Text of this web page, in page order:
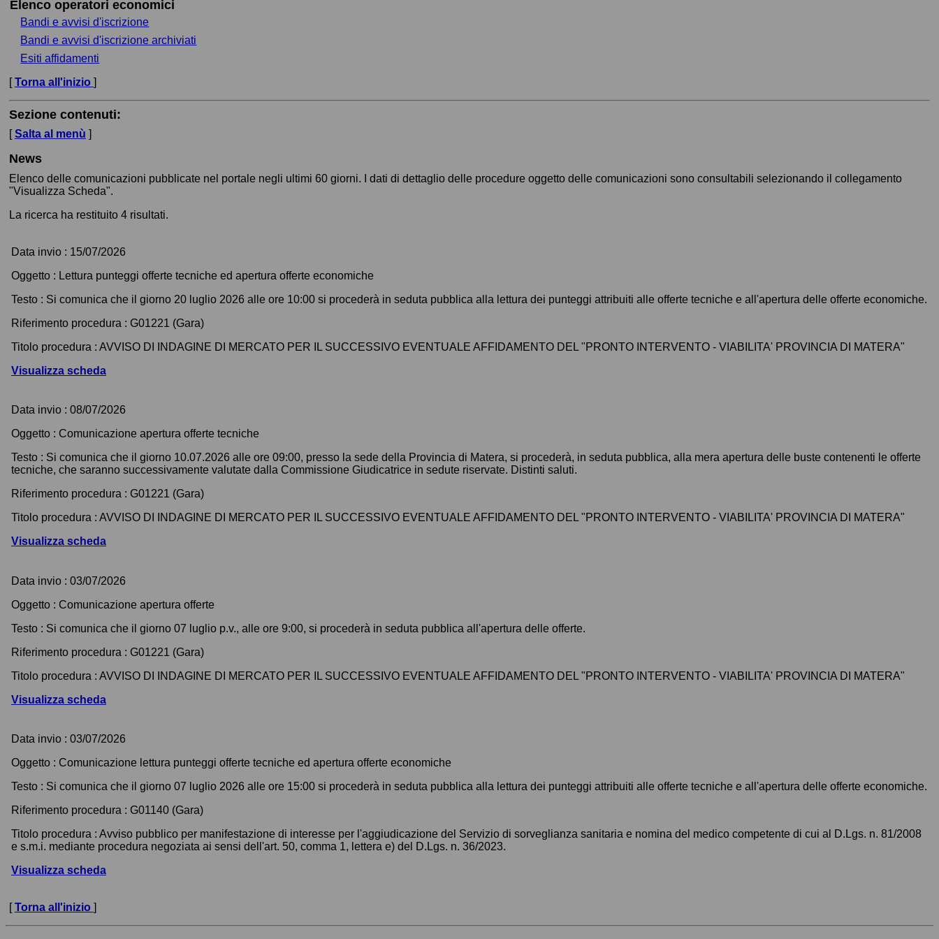
Elenco operatori economici
Bandi e avvisi d'iscrizione
Bandi e avvisi d'iscrizione archiviati
Esiti affidamenti
[Torna all'inizio ]
Sezione contenuti:
[Salta al menù ]
News
Elenco delle comunicazioni pubblicate nel portale negli ultimi 60 giorni. I dati di dettaglio delle procedure oggetto delle comunicazioni sono consultabili selezionando il collegamento
"Visualizza Scheda".
La ricerca ha restituito 4 risultati.
Data invio : 15/07/2026
Oggetto : Lettura punteggi offerte tecniche ed apertura offerte economiche
Testo : Si comunica che il giorno 20 luglio 2026 alle ore 10:00 si procederà in seduta pubblica alla lettura dei punteggi attribuiti alle offerte tecniche e all'apertura delle offerte economiche.
Riferimento procedura : G01221 (Gara)
Titolo procedura : AVVISO DI INDAGINE DI MERCATO PER IL SUCCESSIVO EVENTUALE AFFIDAMENTO DEL "PRONTO INTERVENTO - VIABILITA' PROVINCIA DI MATERA"
Visualizza scheda
Data invio : 08/07/2026
Oggetto : Comunicazione apertura offerte tecniche
Testo : Si comunica che il giorno 10.07.2026 alle ore 09:00, presso la sede della Provincia di Matera, si procederà, in seduta pubblica, alla mera apertura delle buste contenenti le offerte
tecniche, che saranno successivamente valutate dalla Commissione Giudicatrice in sedute riservate. Distinti saluti.
Riferimento procedura : G01221 (Gara)
Titolo procedura : AVVISO DI INDAGINE DI MERCATO PER IL SUCCESSIVO EVENTUALE AFFIDAMENTO DEL "PRONTO INTERVENTO - VIABILITA' PROVINCIA DI MATERA"
Visualizza scheda
Data invio : 03/07/2026
Oggetto : Comunicazione apertura offerte
Testo : Si comunica che il giorno 07 luglio p.v., alle ore 9:00, si procederà in seduta pubblica all'apertura delle offerte.
Riferimento procedura : G01221 (Gara)
Titolo procedura : AVVISO DI INDAGINE DI MERCATO PER IL SUCCESSIVO EVENTUALE AFFIDAMENTO DEL "PRONTO INTERVENTO - VIABILITA' PROVINCIA DI MATERA"
Visualizza scheda
Data invio : 03/07/2026
Oggetto : Comunicazione lettura punteggi offerte tecniche ed apertura offerte economiche
Testo : Si comunica che il giorno 07 luglio 2026 alle ore 15:00 si procederà in seduta pubblica alla lettura dei punteggi attribuiti alle offerte tecniche e all'apertura delle offerte economiche.
Riferimento procedura : G01140 (Gara)
Titolo procedura : Avviso pubblico per manifestazione di interesse per l'aggiudicazione del Servizio di sorveglianza sanitaria e nomina del medico competente di cui al D.Lgs. n. 81/2008
e s.m.i. mediante procedura negoziata ai sensi dell'art. 50, comma 1, lettera e) del D.Lgs. n. 36/2023.
Visualizza scheda
[Torna all'inizio ]